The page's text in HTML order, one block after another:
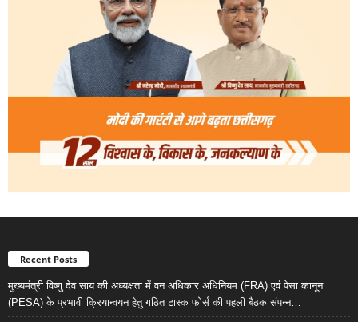
Recent Posts
मुख्यमंत्री विष्णु देव साय की अध्यक्षता में वन अधिकार अधिनियम (FRA) एवं पेसा कानून
(PESA) के प्रभावी क्रियान्वयन हेतु गठित टास्क फोर्स की पहली बैठक संपन्न…